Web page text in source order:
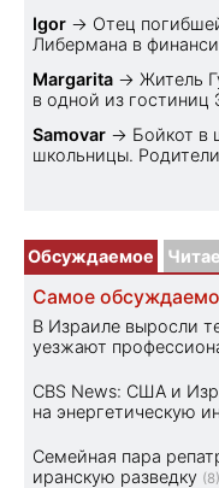
Igor → Отец
Либермана в
Margarita → Житель
в одной из гостиниц
Samovar → Бойкот в
школьницы.
Обсуждаемое
Самое
В Израиле выросли
уезжают
CBS News: США и
на энергетическую
Семейная пара
иранскую разведку (8)